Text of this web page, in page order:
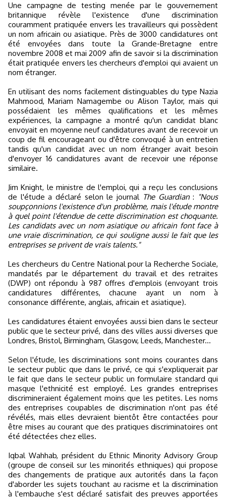
Une campagne de testing menée par le gouvernement
britannique révèle l'existence d'une discrimination
couramment pratiquée envers les travailleurs qui possèdent
un nom africain ou asiatique. Près de 3000 candidatures ont
été envoyées dans toute la Grande-Bretagne entre
novembre 2008 et mai 2009 afin de savoir si la discrimination
était pratiquée envers les chercheurs d'emploi qui avaient un
nom étranger.
En utilisant des noms facilement distinguables du type Nazia
Mahmood, Mariam Namagembe ou Alison Taylor, mais qui
possédaient les mêmes qualifications et les mêmes
expériences, la campagne a montré qu'un candidat blanc
envoyait en moyenne neuf candidatures avant de recevoir un
coup de fil encourageant ou d'être convoqué à un entretien
tandis qu'un candidat avec un nom étranger avait besoin
d'envoyer 16 candidatures avant de recevoir une réponse
similaire.
Jim Knight, le ministre de l'emploi, qui a reçu les conclusions
de l'étude a déclaré selon le journal The Guardian: "Nous
soupçonnions l'existence d'un problème, mais l'étude montre
à quel point l'étendue de cette discrimination est choquante.
Les candidats avec un nom asiatique ou africain font face à
une vraie discrimination, ce qui souligne aussi le fait que les
entreprises se privent de vrais talents."
Les chercheurs du Centre National pour la Recherche Sociale,
mandatés par le département du travail et des retraites
(DWP) ont répondu à 987 offres d'emplois (envoyant trois
candidatures différentes, chacune ayant un nom à
consonance différente, anglais, africain et asiatique).
Les candidatures étaient envoyées aussi bien dans le secteur
public que le secteur privé, dans des villes aussi diverses que
Londres, Bristol, Birmingham, Glasgow, Leeds, Manchester...
Selon l'étude, les discriminations sont moins courantes dans
le secteur public que dans le privé, ce qui s'expliquerait par
le fait que dans le secteur public un formulaire standard qui
masque l'ethnicité est employé. Les grandes entreprises
discrimineraient également moins que les petites. Les noms
des entreprises coupables de discrimination n'ont pas été
révélés, mais elles devraient bientôt être contactées pour
être mises au courant que des pratiques discriminatoires ont
été détectées chez elles.
Iqbal Wahhab, président du Ethnic Minority Advisory Group
(groupe de conseil sur les minorités ethniques) qui propose
des changements de pratique aux autorités dans la façon
d'aborder les sujets touchant au racisme et la discrimination
à l'embauche s'est déclaré satisfait des preuves apportées